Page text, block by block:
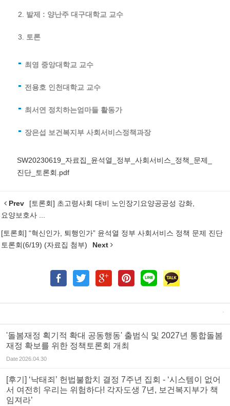
발제 : 양난주 대구대학교 교수
토론
최영 중앙대학교 교수
전용호 인천대학교 교수
최서연 정치하는엄마들 활동가
장은섭 보건복지부 사회서비스정책과장
SW20230619_자료집_윤석열_정부_사회서비스_정책_문제_
진단_토론회.pdf
Prev
[토론회] 초고령사회 대비 노인장기요양공공성 강화,
요양보호사 ...
[토론회] “혁신인가, 퇴행인가” 윤석열 정부 사회서비스 정책 문제 진단
토론회(6/19) (자료집 첨부)
Next
'돌봄재정 획기적 확대 공동행동' 출범식 및 2027년 통합돌봄
재정 확보를 위한 정책토론회 개최
Date2026.04.30
[후기] ‘낙태죄’ 헌법불합치 결정 7주년 집회 - ‘시스템이 없어
서 여전히 우리는 위험하다! 각자도생 7년, 보건복지부가 책
임져라’